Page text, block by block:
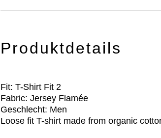
Produktdetails
Fit: T-Shirt Fit 2
Fabric: Jersey Flamée
Geschlecht: Men
Loose fit T-shirt made from organic